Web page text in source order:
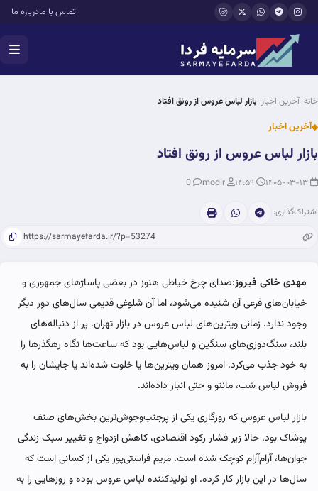
رفتن به محتوای اصلی تماس با مادرباره ما
خانه آخرین اخبار بازار لباس عروس از رونق افتاد
آخرین اخبار
بازار لباس عروس از رونق افتاد
اشتراک‌گذاری:
مهدی خاکی فیروز:صدای چرخ خیاطی هنوز در بعضی پاساژهای جمهوری و
خیابان‌های فرعی آن شنیده می‌شود، اما آن شلوغی قدیمی سال‌های دور دیگر
وجود ندارد. زمانی ویترین‌های لباس عروس در بازار تهران، پر از دنباله‌های
بلند، سنگ‌دوزی‌های سنگین و لباس‌هایی بود که ساعت‌ها نگاه رهگذرها را
به خود جذب می‌کرد. امروز همان ویترین‌ها یا خلوت شده‌اند یا جایشان را به
فروش لباس شب، مانتو و حتی انبار داده‌اند.
بازار لباس عروس که روزگاری یکی از پرجنب‌وجوش‌ترین بخش‌های صنف
پوشاک بود، حالا زیر فشار رکود اقتصادی، کاهش ازدواج و تغییر سبک زندگی
جوان‌ها، آرام‌آرام کوچک شده است. مریم فراستی‌پور یکی از کسانی است که
سال‌ها در این بازار کار کرده. او تولیدکننده لباس عروس بوده و روزهایی را به